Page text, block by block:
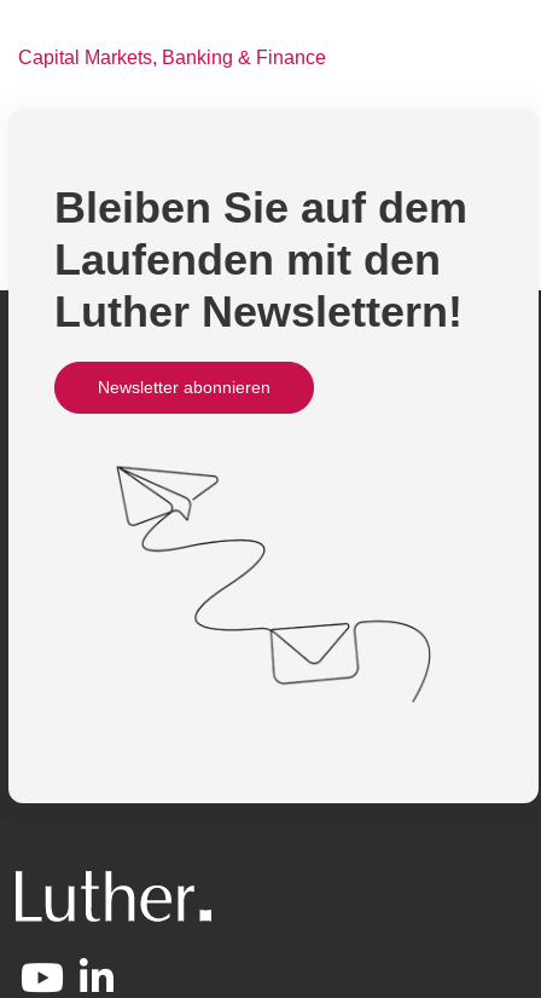
Capital Markets, Banking & Finance
Bleiben Sie auf dem
Laufenden mit den
Luther Newslettern!
Newsletter abonnieren